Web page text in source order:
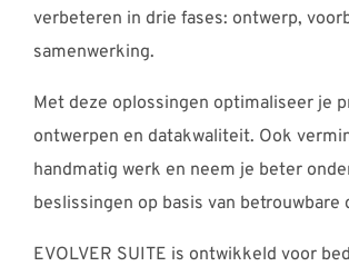
verbeteren in drie fases: ontwerp,
samenwerking.
Met deze oplossingen optimaliseer je
ontwerpen en datakwaliteit. Ook
handmatig werk en neem je beter
beslissingen op basis van betrouwbare
EVOLVER SUITE is ontwikkeld voor